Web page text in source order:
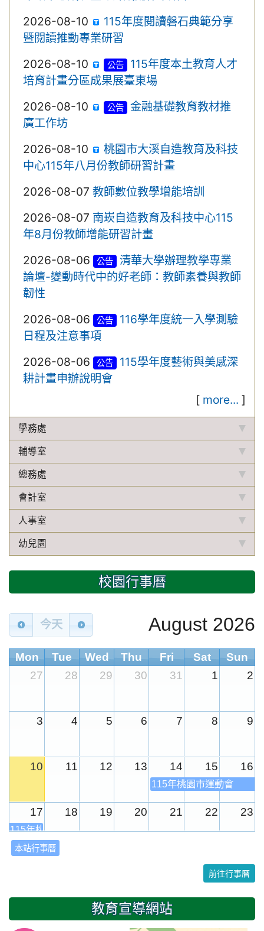
2026-08-10
115年度閱讀磐石典範分享
暨閱讀推動專業研習
2026-08-10
公告
115年度本土教育人才
培育計畫分區成果展臺東場
2026-08-10
公告
金融基礎教育教材推
廣工作坊
2026-08-10
桃園市大溪自造教育及科技
中心115年八月份教師研習計畫
2026-08-07 教師數位教學增能培訓
2026-08-07 南崁自造教育及科技中心115
年8月份教師增能研習計畫
2026-08-06
公告
清華大學辦理教學專業
論壇-變動時代中的好老師：教師素養與教師
韌性
2026-08-06
公告
116學年度統一入學測驗
日程及注意事項
2026-08-06
公告
115學年度藝術與美感深
耕計畫申辦說明會
[ more... ]
學務處
輔導室
總務處
會計室
人事室
幼兒園
校園行事曆
今天 August 2026
Mon Tue Wed Thu Fri Sat
Sun
27
28 29 30 31 1 2
3 4 5 6 7 8 9
10 11 12 13 14 15 16
115年桃園市運動會
17 18 19 20 21 22 23
115年桃園市運動會
24
2 3
友善校園週
本站行事曆
前往行事曆
教育宣導網站